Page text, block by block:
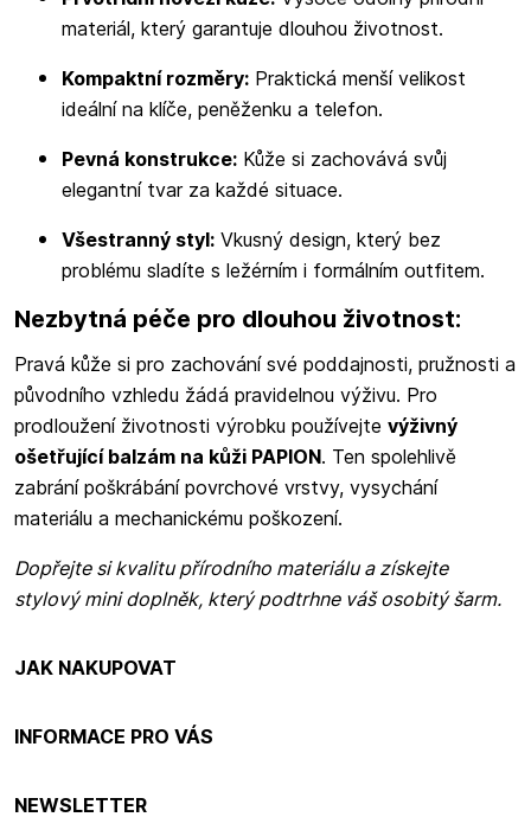
materiál, který garantuje dlouhou životnost.
Kompaktní rozměry: Praktická menší velikost
ideální na klíče, peněženku a telefon.
Pevná konstrukce: Kůže si zachovává svůj
elegantní tvar za každé situace.
Všestranný styl: Vkusný design, který bez
problému sladíte s ležérním i formálním outfitem.
Nezbytná péče pro dlouhou životnost:
Pravá kůže si pro zachování své poddajnosti, pružnosti a
původního vzhledu žádá pravidelnou výživu. Pro
prodloužení životnosti výrobku používejte výživný
ošetřující balzám na kůži PAPION. Ten spolehlivě
zabrání poškrábání povrchové vrstvy, vysychání
materiálu a mechanickému poškození.
Dopřejte si kvalitu přírodního materiálu a získejte
stylový mini doplněk, který podtrhne váš osobitý šarm.
JAK NAKUPOVAT
INFORMACE PRO VÁS
NEWSLETTER